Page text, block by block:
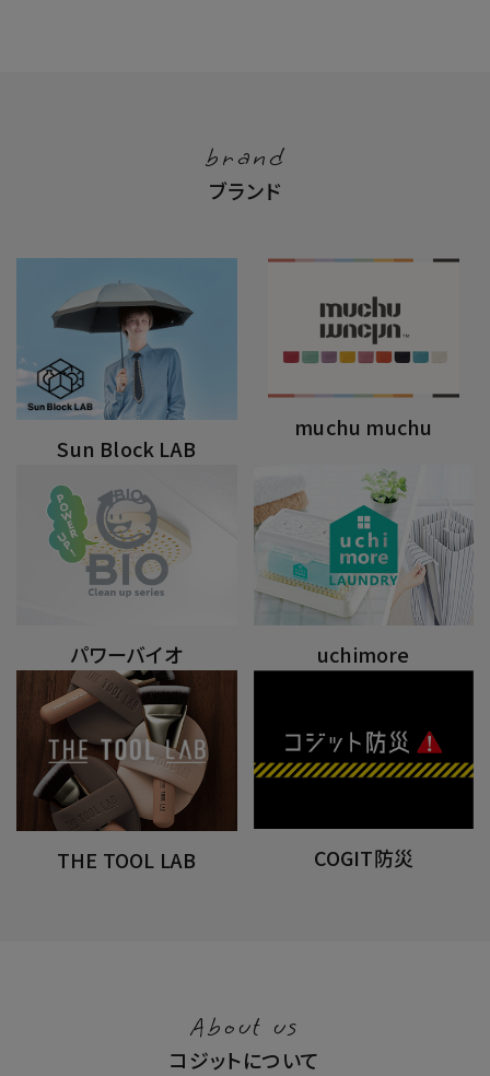
brand
ブランド
Sun Block LAB
muchu muchu
パワーバイオ uchimore
THE TOOL LAB COGIT防災
About us
コジットについて